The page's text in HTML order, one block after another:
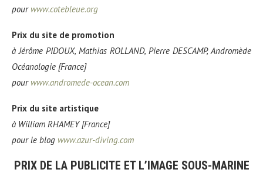
pour www.cotebleue.org
Prix du site de promotion
à Jérôme PIDOUX, Mathias ROLLAND, Pierre DESCAMP, Andromède
Océanologie [France]
pour www.andromede-ocean.com
Prix du site artistique
à William RHAMEY [France]
pour le blog www.azur-diving.com
PRIX DE LA PUBLICITE ET L’IMAGE SOUS-MARINE